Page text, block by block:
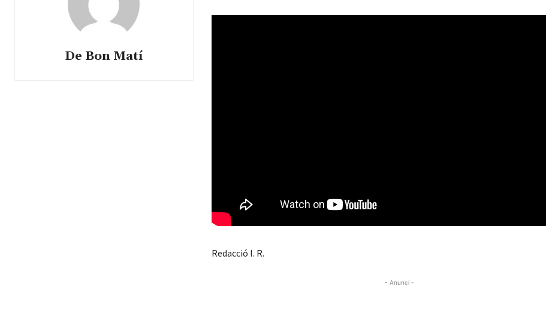
De Bon Matí
Redacció I. R.
- Anunci -